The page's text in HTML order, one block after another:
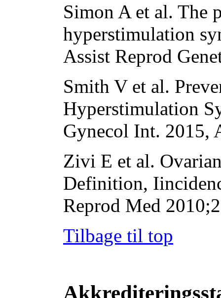
Simon A et al. The
hyperstimulation
Assist Reprod
Smith V et al.
Hyperstimulation
Gynecol Int. 2015,
Zivi E et al.
Definition,
Reprod Med
Tilbage til top